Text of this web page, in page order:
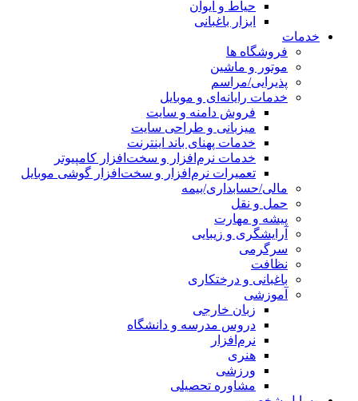
حیاط و ایوان
ابزار باغبانی
خدمات
فروشگاه ها
موتور و ماشین
پذیرایی/مراسم
خدمات رایانه‌ای و موبایل
فروش دامنه و سایت
میزبانی و طراحی سایت
خدمات پهنای باند اینترنت
خدمات نرم‌افزار و سخت‌افزار کامپیوتر
تعمیرات نرم‌افزار و سخت‌افزار گوشی موبایل
مالی/حسابداری/بیمه
حمل و نقل
پیشه و مهارت
آرایشگری و زیبایی
سرگرمی
نظافت
باغبانی و درختکاری
آموزشی
زبان خارجی
دروس مدرسه و دانشگاه
نرم‌افزار
هنری
ورزشی
مشاوره تحصیلی